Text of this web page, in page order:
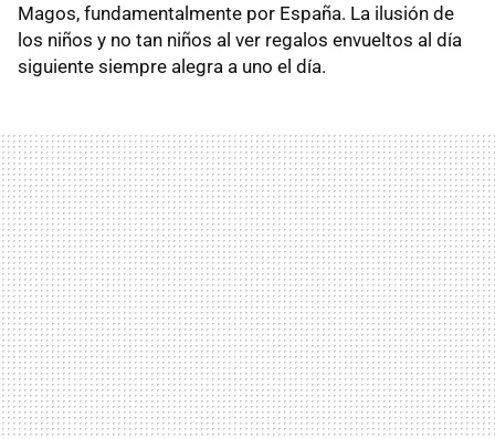
Magos, fundamentalmente por España. La ilusión de
los niños y no tan niños al ver regalos envueltos al día
siguiente siempre alegra a uno el día.